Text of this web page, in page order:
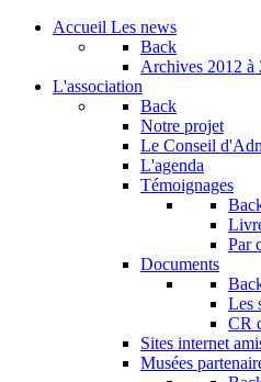
Accueil Les news
Back
Archives 2012 à
L'association
Back
Notre projet
Le Conseil
L'agenda
Témoignages
Par
Documents
Les
CR
Sites internet
Musées